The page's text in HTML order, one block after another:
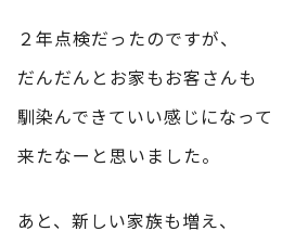
２年点検だったのですが、
だんだんとお家もお客さんも
馴染んできていい感じになって
来たなーと思いました。
あと、新しい家族も増え、